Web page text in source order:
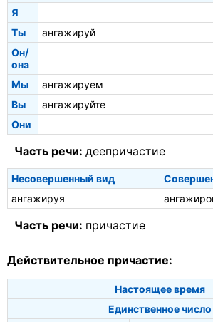
Я
Ты
ангажируй
Он/
она
Мы
ангажируем
Вы
ангажируйте
Они
Часть речи: деепричастие
Несовершенный вид
ангажируя
Часть речи: причастие
Действительное причастие:
Настоящее время
Единственное число